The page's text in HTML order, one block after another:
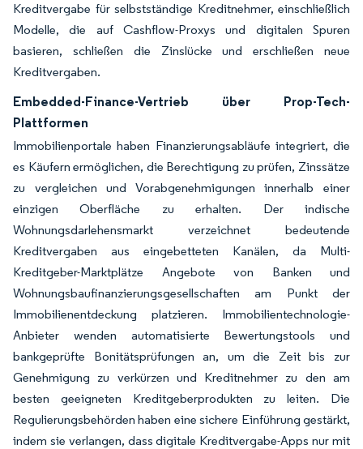
Kreditvergabe für selbstständige Kreditnehmer, einschließlich
Modelle, die auf Cashflow-Proxys und digitalen Spuren
basieren, schließen die Zinslücke und erschließen neue
Kreditvergaben.
Embedded-Finance-Vertrieb über Prop-Tech-
Plattformen
Immobilienportale haben Finanzierungsabläufe integriert, die
es Käufern ermöglichen, die Berechtigung zu prüfen, Zinssätze
zu vergleichen und Vorabgenehmigungen innerhalb einer
einzigen Oberfläche zu erhalten. Der indische
Wohnungsdarlehensmarkt verzeichnet bedeutende
Kreditvergaben aus eingebetteten Kanälen, da Multi-
Kreditgeber-Marktplätze Angebote von Banken und
Wohnungsbaufinanzierungsgesellschaften am Punkt der
Immobilienentdeckung platzieren. Immobilientechnologie-
Anbieter wenden automatisierte Bewertungstools und
bankgeprüfte Bonitätsprüfungen an, um die Zeit bis zur
Genehmigung zu verkürzen und Kreditnehmer zu den am
besten geeigneten Kreditgeberprodukten zu leiten. Die
Regulierungsbehörden haben eine sichere Einführung gestärkt,
indem sie verlangen, dass digitale Kreditvergabe-Apps nur mit